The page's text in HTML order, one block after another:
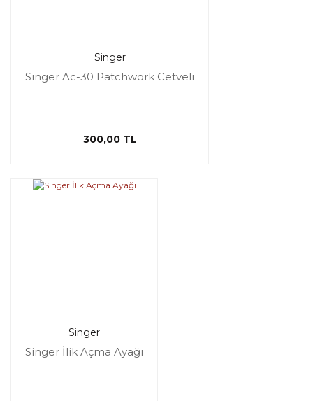
Singer
Singer Ac-30 Patchwork Cetveli
300,00 TL
Singer
Singer İlik Açma Ayağı